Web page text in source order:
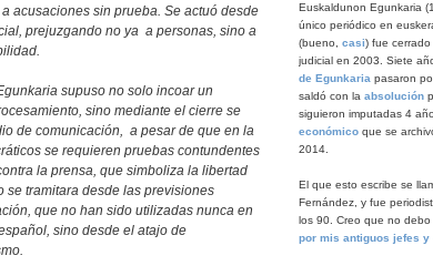
acusaciones sin prueba. Se actuó desde
prejuzgando no ya a personas, sino a
supuso no solo incoar un
sino mediante el cierre se
de comunicación, a pesar de que en la
se requieren pruebas contundentes
la prensa, que simboliza la libertad
se tramitara desde las previsiones
que no han sido utilizadas nunca en
sino desde el atajo de
Euskaldunon Egunkaria
único periódico en
(bueno, casi) fue
judicial en 2003. Siete
de Egunkaria pasaron
saldó con la absolución
siguieron imputadas 4
económico que se
2014.
El que esto escribe se
Fernández, y fue
los 90. Creo que no debo
por mis antiguos jefes y